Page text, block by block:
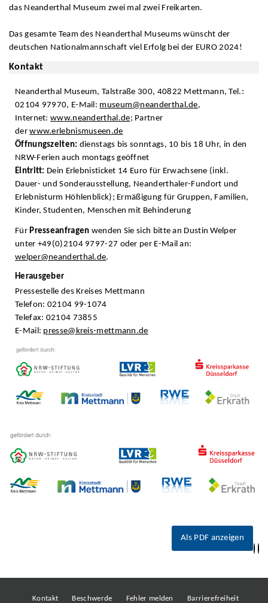
das Neanderthal Museum zwei mal zwei Freikarten.
Das gesamte Team des Neanderthal Museums wünscht der
deutschen Nationalmannschaft viel Erfolg bei der EURO 2024!
Kontakt
Neanderthal Museum, Talstraße 300, 40822 Mettmann, Tel.:
02104 97970, E-Mail: museum@neanderthal.de,
Internet:www.neanderthal.de; Partner
derwww.erlebnismuseen.de
Öffnungszeiten: dienstags bis sonntags, 10 bis 18 Uhr, in den
NRW-Ferien auch montags geöffnet
Eintritt: Dein Erlebnisticket 14 Euro für Erwachsene (inkl.
Dauer- und Sonderausstellung, Neanderthaler-Fundort und
Erlebnisturm Höhlenblick); Ermäßigung für Gruppen, Familien,
Kinder, Studenten, Menschen mit Behinderung
Für Presseanfragen wenden Sie sich bitte an Dustin Welper
unter +49(0)2104 9797-27 oder per E-Mail an:
welper@neanderthal.de.
Herausgeber
Pressestelle des Kreises Mettmann
Telefon: 02104 99-1074
Telefax: 02104 73855
E-Mail: presse@kreis-mettmann.de
Als PDF anzeigen
Kontakt Beschwerde Fehler melden Barrierefreiheit